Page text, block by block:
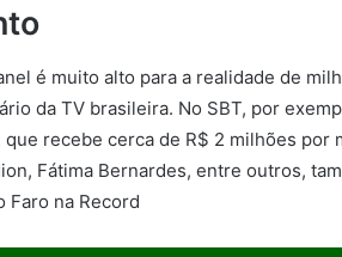
é muito alto para a realidade de
da TV brasileira. No SBT, por
recebe cerca de R$ 2 milhões por
Fátima Bernardes, entre outros,
Faro na Record